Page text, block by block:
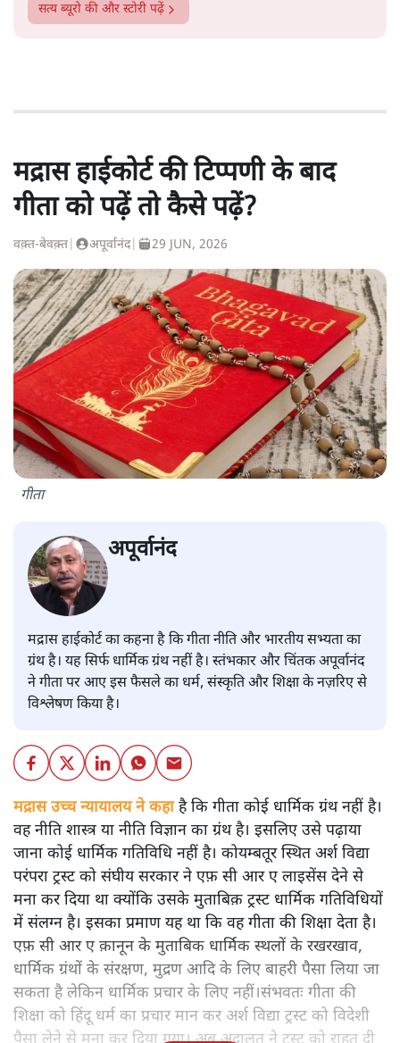
सत्य ब्यूरो की और स्टोरी पढ़ें
मद्रास हाईकोर्ट की टिप्पणी के बाद
गीता को पढ़ें तो कैसे पढ़ें?
वक़्त-बेवक़्त अपूर्वानंद| 29 JUN, 2026
गीता
अपूर्वानंद
मद्रास हाईकोर्ट का कहना है कि गीता नीति और भारतीय सभ्यता का
ग्रंथ है। यह सिर्फ धार्मिक ग्रंथ नहीं है। स्तंभकार और चिंतक अपूर्वानंद
ने गीता पर आए इस फैसले का धर्म, संस्कृति और शिक्षा के नज़रिए से
विश्लेषण किया है।
मद्रास उच्च न्यायालय ने कहाहै कि गीता कोई धार्मिक ग्रंथ नहीं है।
वह नीति शास्त्र या नीति विज्ञान का ग्रंथ है। इसलिए उसे पढ़ाया
जाना कोई धार्मिक गतिविधि नहीं है। कोयम्बतूर स्थित अर्श विद्या
परंपरा ट्रस्ट को संघीय सरकार ने एफ़ सी आर ए लाइसेंस देने से
मना कर दिया था क्योंकि उसके मुताबिक़ ट्रस्ट धार्मिक गतिविधियों
में संलग्न है। इसका प्रमाण यह था कि वह गीता की शिक्षा देता है।
एफ़ सी आर ए क़ानून के मुताबिक धार्मिक स्थलों के रखरखाव,
धार्मिक ग्रंथों के संरक्षण, मुद्रण आदि के लिए बाहरी पैसा लिया जा
सकता है लेकिन धार्मिक प्रचार के लिए नहीं।संभवतः गीता की
शिक्षा को हिंदू धर्म का प्रचार मान कर अर्श विद्या ट्रस्ट को विदेशी